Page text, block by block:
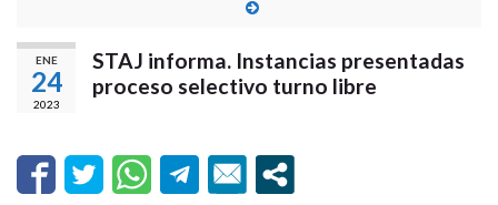
ENE
24
2023
STAJ informa. Instancias presentadas
proceso selectivo turno libre